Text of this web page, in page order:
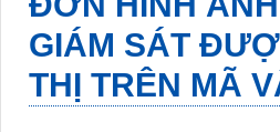
GIÁM SÁT
THỊ TRÊN MÃ